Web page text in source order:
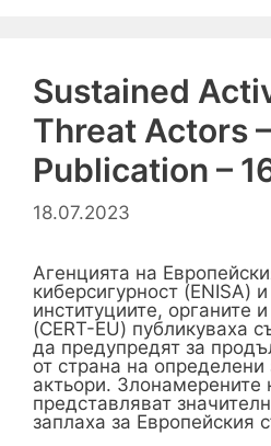
Sustained
Threat Actors
Publication –
18.07.2023
Агенцията на
киберсигурност (ENISA)
институциите, органите
(CERT-EU) публикуваха
да предупредят за
от страна на
актьори. Злонамерените
представляват
заплаха за Европейския